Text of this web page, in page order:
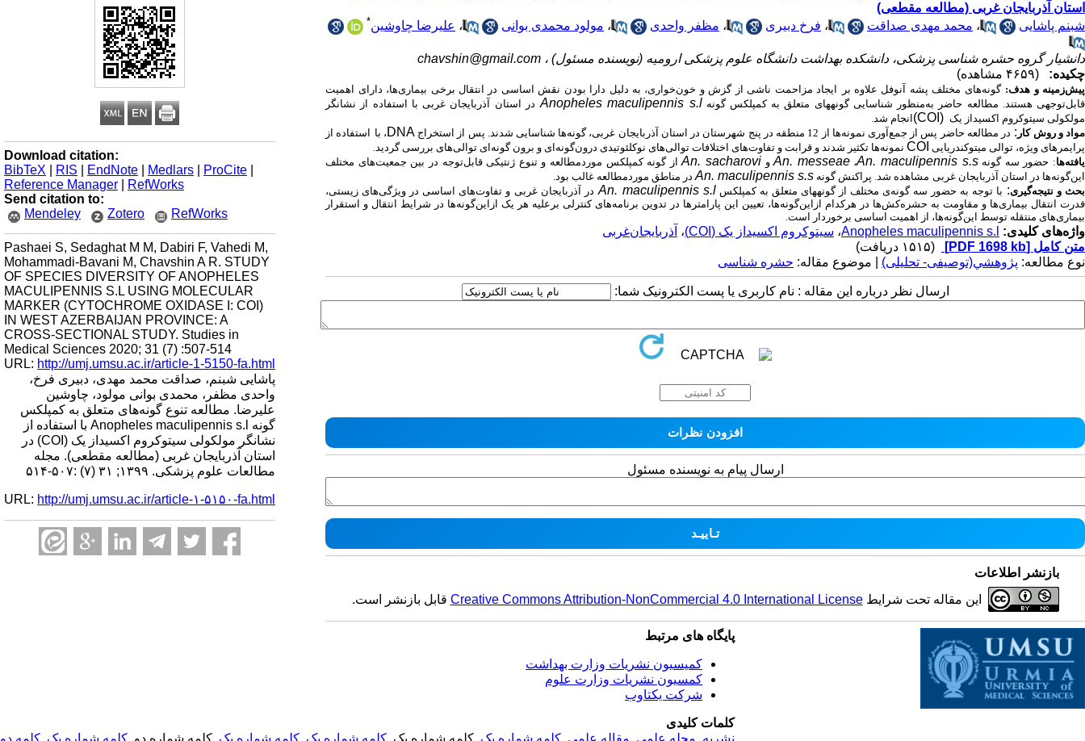
Download citation:
BibTeX
RIS EndNote Medlars ProCite
Reference Manager
RefWorks
Send citation to:
Mendeley
Zotero RefWorks
Pashaei S, Sedaghat M M, Dabiri F, Vahedi M,
Mohammadi-Bavani M, Chavshin A R. STUDY
OF SPECIES DIVERSITY OF ANOPHELES
MACULIPENNIS S.L USING MOLECULAR
MARKER (CYTOCHROME OXIDASE I: COI)
IN WEST AZERBAIJAN PROVINCE: A
CROSS-SECTIONAL STUDY. Studies in
Medical Sciences 2020; 31 (7) :507-514
URL: http://umj.umsu.ac.ir/article-1-5150-fa.html
پاشایی شبنم، صداقت محمد مهدی، دبیری فرخ،
واحدی مظفر، محمدی بوانی مولود، چاوشین
علیرضا. مطالعه تنوع گونه‌های متعلق به کمپلکس
گونه Anopheles maculipennis s.l با استفاده از
نشانگر مولکولی سیتوکروم اکسیداز یک (COI) در
استان آذربایجان غربی (مطالعه مقطعی). مجله
مطالعات علوم پزشکی. ۱۳۹۹; ۳۱ (۷) :۵۰۷-۵۱۴
URL: http://umj.umsu.ac.ir/article-۱-۵۱۵۰-fa.html
استان آذربایجان غربی (مطالعه مقطعی)
شبنم پاشایی
، محمد مهدی صداقت ، فرخ دبیری ، مظفر واحدی ، مولود محمدی بوانی ، علیرضا چاوشین*
دانشیار گروه حشره شناسی پزشکی، دانشکده بهداشت دانشگاه علوم پزشکی ارومیه (نویسنده مسئول) ، chavshin@gmail.com
چکیده:
(۴۶۵۹ مشاهده)
پیش‌زمینه و هدف: گونه‌های مختلف پشه آنوفل علاوه بر
ایجاد مزاحمت ناشی از گزش و خون‌خواری، به دلیل دارا بودن نقش اساسی در انتقال برخی بیماری‌ها، دارای اهمیت
قابل‌توجهی هستند. مطالعه حاضر به‌منظور شناسایی گونه­های متعلق به کمپلکس گونهAnopheles maculipennis s.l در استان آذربایجان غربی با استفاده از نشانگر
مولکولی سیتوکروم اکسیداز یک (COI) انجام شد.
مواد و روش‌ کار : در مطالعه حاضر پس از جمع‌آوری نمونه‌ها از 12 منطقه در پنج شهرستان در استان آذربایجان غربی، گونه‌ها شناسایی شدند. پس از استخراج DNA ، با
استفاده از
پرایمر­های ویژه، توالی میتوکندریایی COI نمونه‌ها تکثیر شدند و قرابت و تفاوت‌های اختلافات توالی‌های نوکلئوتیدی درون‌گونه‌ای و برون گونه‌ای توالی‌های بررسی گردید.
یافته‌ها: حضور سه گونهAn. maculipennis s.s،An. messeaeو An. sacharoviاز گونه کمپلکس موردمطالعه و تنوع ژنتیکی قابل‌توجه در بین جمعیت‌های مختلف
این‌گونه‌ها در استان
آذربایجان غربی مشاهده شد. پراکنش گونه An. maculipennis s.sدر مناطق موردمطالعه غالب بود.
بحث و نتیجه‌گیری: با توجه به حضور سه گونه‌ی مختلف از گونه­های متعلق به کمپلکسAn. maculipennis s.l در آذربایجان غربی و تفاوت‌های اساسی در ویژگی‌های زیستی،
قدرت انتقال بیماری‌ها و مقاومت به حشره‌کش‌ها در هرکدام ازاین‌گونه‌ها، تعیین این پارامترها در تدوین برنامه‌های کنترلی برعلیه هر یک ازاین‌گونه‌ها در شرایط انتقال و استقرار
بیماری‌های منتقله توسط این‌گونه‌ها، از اهمیت اساسی برخوردار است.
واژه‌های کلیدی: Anopheles maculipennis s.l، سیتوکروم اکسیداز یک (COI) ، آذربایجان‌غربی
متن کامل [PDF 1698 kb]
(۱۵۱۵ دریافت)
نوع مطالعه: پژوهشي(توصیفی- تحلیلی) | موضوع مقاله: حشره شناسی
ارسال نظر درباره این مقاله : نام کاربری یا پست الکترونیک شما:
ارسال پیام به نویسنده مسئول
بازنشر اطلاعات
این مقاله تحت شرایطCreative Commons Attribution-NonCommercial 4.0 International License قابل بازنشر است.
پایگاه های مرتبط
کمیسیون نشریات وزارت بهداشت
کمسیون نشریات وزارت علوم
شرکت یکتاوب
کلمات کلیدی
نشریه مجله علمی مقاله علمی کلمه شماره یک , کلمه شماره یک, کلمه شماره یک کلمه شماره یک , کلمه شماره دو, کلمه شماره یک کلمه دو